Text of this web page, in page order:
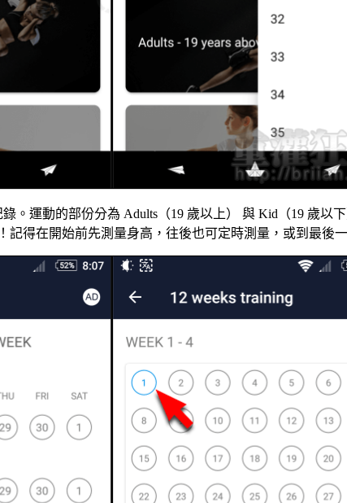
。運動的部份分為 Adults（19 歲以上） 與 Kid（19 歲
記得在開始前先測量身高，往後也可定時測量，或到最後